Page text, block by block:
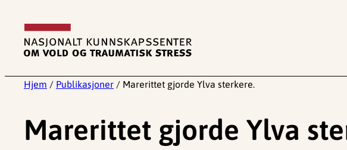
innhold
Hjem / Publikasjoner / Marerittet gjorde Ylva sterkere.
Marerittet gjorde Ylva